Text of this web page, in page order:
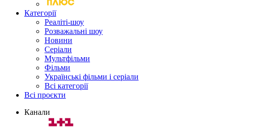
Категорії
Реаліті-шоу
Розважальні шоу
Новини
Серіали
Мультфільми
Фільми
Українські фільми і серіали
Всі категорії
Всі проєкти
Канали